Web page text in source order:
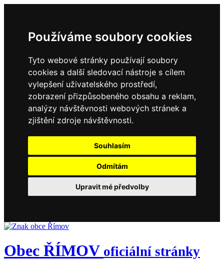
Používáme soubory cookies
Tyto webové stránky používají soubory
cookies a další sledovací nástroje s cílem
vylepšení uživatelského prostředí,
zobrazení přizpůsobeného obsahu a reklam,
analýzy návštěvnosti webových stránek a
zjištění zdroje návštěvnosti.
Souhlasím
Odmítám
Upravit mé předvolby
Obec ŘÍMOV oficiální stránky